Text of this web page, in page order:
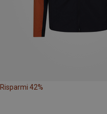
Risparmi 42%